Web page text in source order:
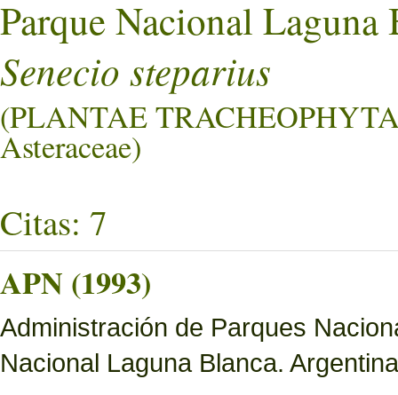
Parque Nacional Laguna
Senecio steparius
(PLANTAE
Asteraceae)
Citas: 7
APN (1993)
Administración de Parques
Nacional Laguna Blanca.